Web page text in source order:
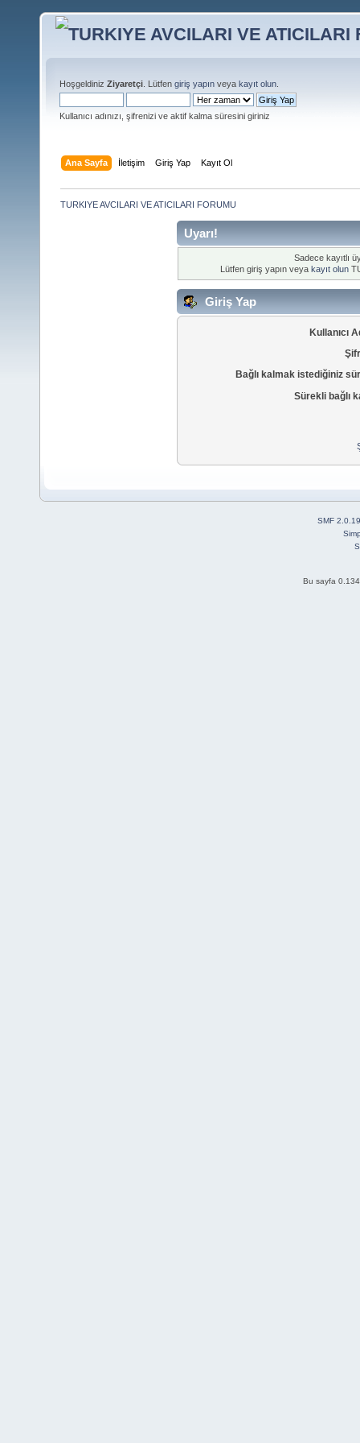
Hoşgeldiniz Ziyaretçi . Lütfen giriş yapın veya kayıt olun
Kullanıcı adınızı, şifrenizi ve aktif kalma süresini giriniz
Ana Sayfa İletişim Giriş Yap Kayıt Ol
TURKIYE AVCILARI VE ATICILARI FORUMU
Uyarı!
Sadece kayıtlı
Lütfen giriş yapın veya kayıt olun
Giriş Yap
Kullanıcı
Bağlı kalmak istediğiniz
Sürekli bağlı
SMF 2.0.19
Bu sayfa